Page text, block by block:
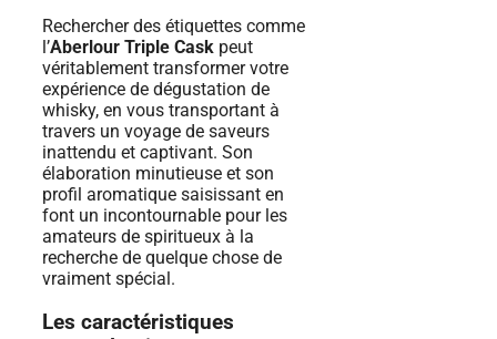
Rechercher des étiquettes comme
l’Aberlour Triple Cask peut
véritablement transformer votre
expérience de dégustation de
whisky, en vous transportant à
travers un voyage de saveurs
inattendu et captivant. Son
élaboration minutieuse et son
profil aromatique saisissant en
font un incontournable pour les
amateurs de spiritueux à la
recherche de quelque chose de
vraiment spécial.
Les caractéristiques